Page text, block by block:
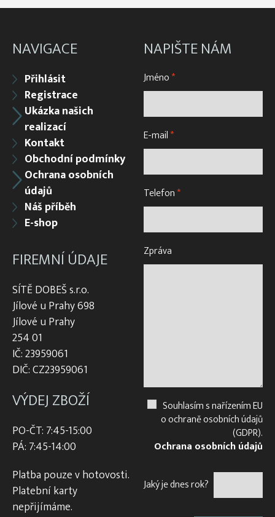
NAVIGACE
Přihlásit
Registrace
Ukázka našich
realizací
Kontakt
Obchodní podmínky
Ochrana osobních
údajů
Náš příběh
E-shop
FIREMNÍ ÚDAJE
SÍTĚ DOBEŠ s.r.o.
Jílové u Prahy 698
Jílové u Prahy
254 01
IČ: 23959061
DIČ: CZ23959061
VÝDEJ ZBOŽÍ
PO-ČT: 7:45-15:00
PÁ: 7:45-14:00
Platba pouze v hotovosti.
Platební karty
nepřijímáme.
NAPIŠTE NÁM
Jméno*
E-mail*
Telefon*
Zpráva
Souhlasím s nařízením EU
o ochraně osobních údajů
(GDPR).
Ochrana osobních údajů
Jaký je dnes rok?